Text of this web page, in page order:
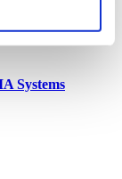
Systems